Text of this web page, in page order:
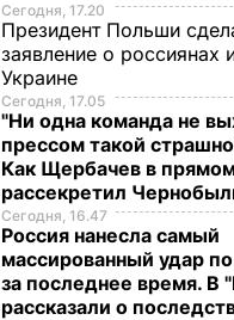
Сегодня, 17.20
Президент Польши
заявление о россиянах
Украине
Сегодня, 17.05
"Ни одна команда не
прессом такой
Как Щербачев в
рассекретил
Сегодня, 16.47
Россия нанесла самый
массированный удар
за последнее время. В
рассказали о